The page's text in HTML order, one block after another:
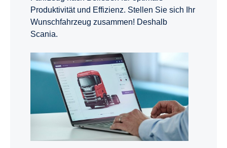
Produktivität und Effizienz. Stellen Sie sich Ihr
Wunschfahrzeug zusammen! Deshalb
Scania.